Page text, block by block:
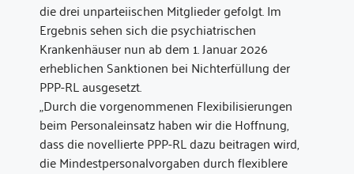
die drei unparteiischen Mitglieder gefolgt. Im
Ergebnis sehen sich die psychiatrischen
Krankenhäuser nun ab dem 1. Januar 2026
erheblichen Sanktionen bei Nichterfüllung der
PPP-RL ausgesetzt.
„Durch die vorgenommenen Flexibilisierungen
beim Personaleinsatz haben wir die Hoffnung,
dass die novellierte PPP-RL dazu beitragen wird,
die Mindestpersonalvorgaben durch flexiblere